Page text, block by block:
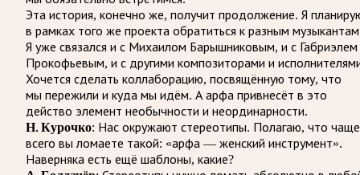
Эта история, конечно же, получит продолжение. Я
в рамках того же проекта обратиться к разным
Я уже связался и с Михаилом Барышниковым, и с Габриэлем
Прокофьевым, и с другими композиторами и
Хочется сделать коллаборацию, посвящённую тому, что
мы пережили и куда мы идём. А арфа привнесёт в это
действо элемент необычности и неординарности.
Н. Курочко: Нас окружают стереотипы. Полагаю, что чаще
всего вы ломаете такой: «арфа — женский инструмент».
Наверняка есть ещё шаблоны, какие?